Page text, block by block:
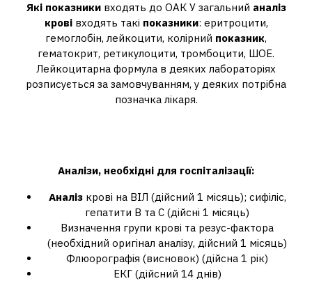
Які показникивходять до ОАК У загальний аналіз
кровівходять такі показники: еритроцити,
гемоглобін, лейкоцити, колірний показник,
гематокрит, ретикулоцити, тромбоцити, ШОЕ.
Лейкоцитарна формула в деяких лабораторіях
розписується за замовчуванням, у деяких потрібна
позначка лікаря.
Аналізи, необхідні для госпіталізації:
Аналізкрові на ВІЛ (дійсний 1 місяць); сифіліс,
гепатити В та С (дійсні 1 місяць)
Визначення групи крові та резус-фактора
(необхідний оригінал аналізу, дійсний 1 місяць)
Флюорографія (висновок) (дійсна 1 рік)
ЕКГ (дійсний 14 днів)